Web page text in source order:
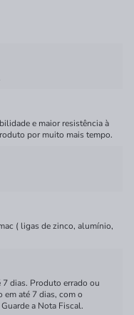
e maior resistência à
por muito mais tempo.
( ligas de zinco, alumínio,
dias. Produto errado ou
até 7 dias, com o
a Nota Fiscal.